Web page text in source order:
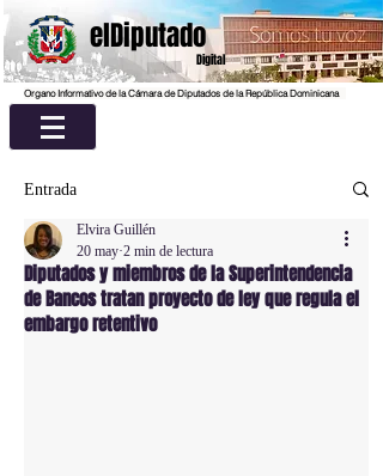
elDiputado
Digital
Organo Informativo de la Cámara de Diputados de la República Dominicana
Entrada
Diputados y miembros de la Superintendencia
de Bancos tratan proyecto de ley que regula el
embargo retentivo
Elvira Guillén
20 may 2 min de lectura